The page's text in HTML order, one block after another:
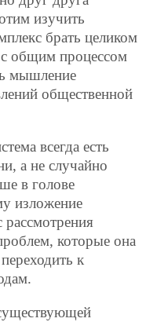
изучить
брать целиком
с общим процессом
мышление
общественной
всегда есть
а не случайно
в голове
изложение
рассмотрения
которые она
к